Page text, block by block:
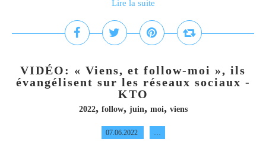
Lire la suite
VIDÉO: « Viens, et follow-moi », ils
évangélisent sur les réseaux sociaux -
KTO
2022, follow, juin, moi, viens
07.06.2022 …